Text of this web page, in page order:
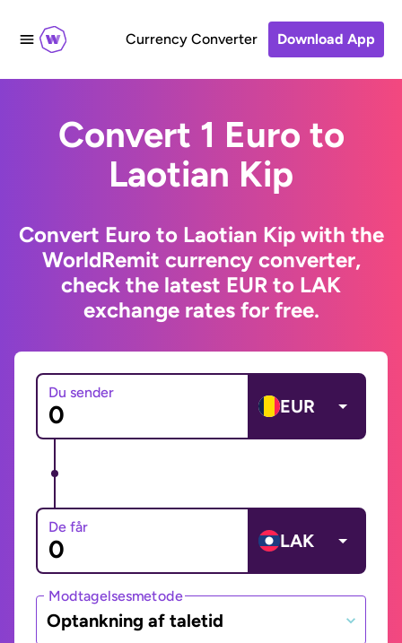
Currency Converter Download App
Convert 1 Euro to
Laotian Kip
Convert Euro to Laotian Kip with the
WorldRemit currency converter,
check the latest EUR to LAK
exchange rates for free.
Du sender
EUR
De får
LAK
Modtagelsesmetode
Optankning af taletid